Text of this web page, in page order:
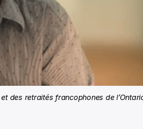
des retraités francophones de